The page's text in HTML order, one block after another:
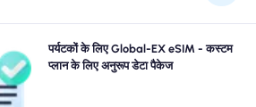
पर्यटकों के लिए Global-EX eSIM - कस्टम
प्लान के लिए अनुरूप डेटा पैकेज
New York, लंदन या कहीं भी Global-EX में यात्रा करना?
EX eSIM डेटा पैकेजों से चुनें, जो कि सीमलेस 4G/5G
के साथ हर जरूरत के अनुरूप हैं। हमारे कुछ ईएसआईएम को
की आवश्यकता होती है, कृपया सुनिश्चित करने के लिए